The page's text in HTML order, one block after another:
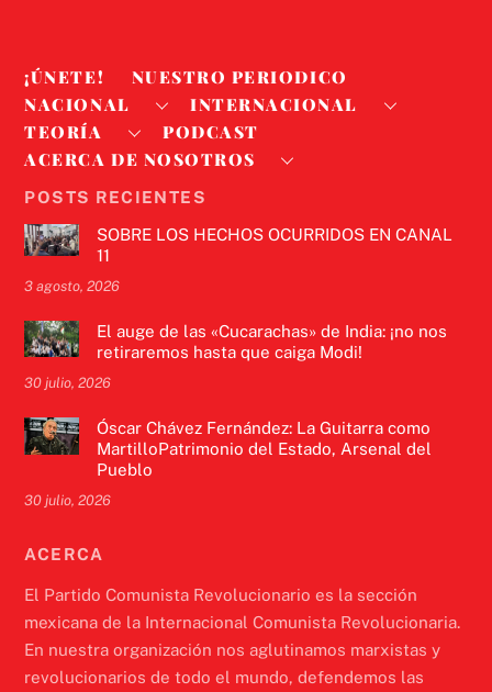
¡ÚNETE!
NUESTRO PERIODICO
NACIONAL
INTERNACIONAL
TEORÍA
PODCAST
ACERCA DE NOSOTROS
POSTS RECIENTES
SOBRE LOS HECHOS OCURRIDOS EN CANAL
11
3 agosto, 2026
El auge de las «Cucarachas» de India: ¡no nos
retiraremos hasta que caiga Modi!
30 julio, 2026
Óscar Chávez Fernández: La Guitarra como
MartilloPatrimonio del Estado, Arsenal del
Pueblo
30 julio, 2026
ACERCA
El Partido Comunista Revolucionario es la sección
mexicana de la Internacional Comunista Revolucionaria.
En nuestra organización nos aglutinamos marxistas y
revolucionarios de todo el mundo, defendemos las